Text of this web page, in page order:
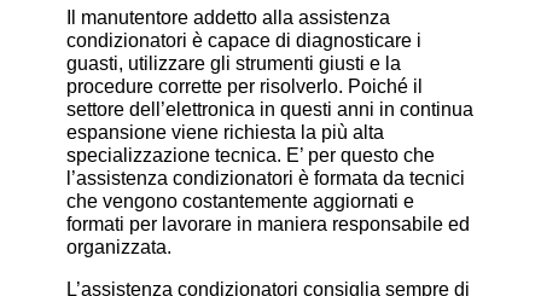
Il manutentore addetto alla assistenza
condizionatori è capace di diagnosticare i
guasti, utilizzare gli strumenti giusti e la
procedure corrette per risolverlo. Poiché il
settore dell’elettronica in questi anni in continua
espansione viene richiesta la più alta
specializzazione tecnica. E’ per questo che
l’assistenza condizionatori è formata da tecnici
che vengono costantemente aggiornati e
formati per lavorare in maniera responsabile ed
organizzata.
L’assistenza condizionatori consiglia sempre di